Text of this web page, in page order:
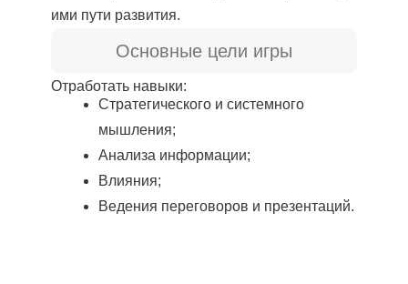
ими пути развития.
Основные цели игры
Отработать навыки:
Стратегического и системного
мышления;
Анализа информации;
Влияния;
Ведения переговоров и презентаций.